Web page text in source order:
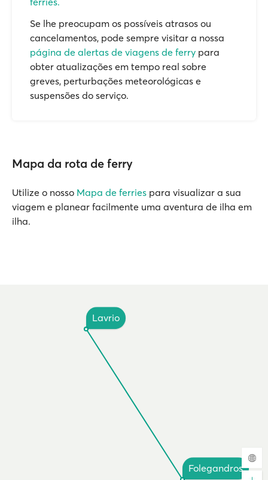
Se lhe preocupam os possíveis atrasos ou
cancelamentos, pode sempre visitar a nossa
página de alertas de viagens de ferry para
obter atualizações em tempo real sobre
greves, perturbações meteorológicas e
suspensões do serviço.
Mapa da rota de ferry
Utilize o nosso Mapa de ferries para visualizar a sua
viagem e planear facilmente uma aventura de ilha em
ilha.
Lavrio
Folegandros